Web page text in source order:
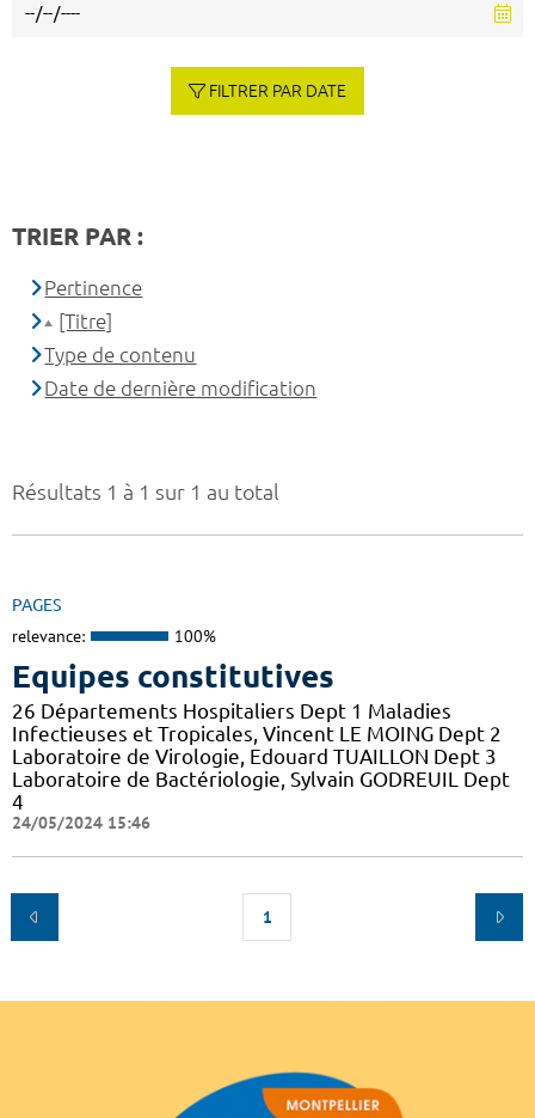
Résultats 1 à 1 sur 1 au total
PAGES
relevance: 100%
Equipes constitutives
26 Départements Hospitaliers Dept 1 Maladies
Infectieuses et Tropicales, Vincent LE MOING Dept 2
Laboratoire de Virologie, Edouard TUAILLON Dept 3
Laboratoire de Bactériologie, Sylvain GODREUIL Dept
4
24/05/2024 15:46
1
FILTRER PAR DATE
TRIER PAR :
Pertinence
[Titre]
Type de contenu
Date de dernière modification